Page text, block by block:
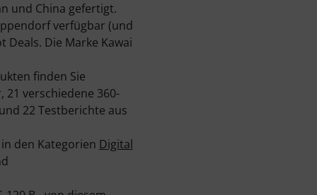
und China gefertigt.
verfügbar (und
Die Marke Kawai
finden Sie
verschiedene 360-
22 Testberichte aus
den Kategorien Digital